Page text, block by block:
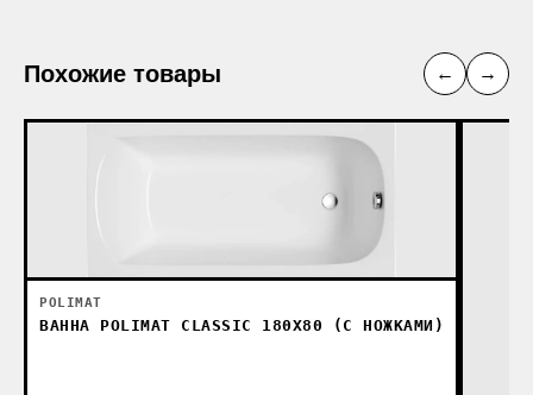
Похожие товары ← →
POLIMAT
ВАННА POLIMAT CLASSIC 180X80 (C НОЖКАМИ)